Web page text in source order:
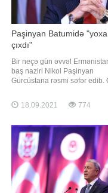
Paşinyan Batumidə "yoxa
çıxdı"
Bir neçə gün əvvəl
baş naziri Nikol Paşinyan
Gürcüstana rəsmi səfər edib.
Rəsmi məlumata görə, onunla
Gürcüstanın baş naziri
səfər Ermənistan
əhəmiyyətli bir hissəsi və
də bəzi Rusiy
18.09.2021 774